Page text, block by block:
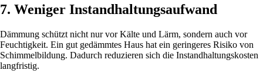
7. Weniger Instandhaltungsaufwand
Dämmung schützt nicht nur vor Kälte und Lärm, sondern auch vor
Feuchtigkeit. Ein gut gedämmtes Haus hat ein geringeres Risiko von
Schimmelbildung. Dadurch reduzieren sich die Instandhaltungskosten
langfristig.